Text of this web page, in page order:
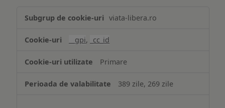
țintită
viata-libera.ro
__gpi, _cc_id
Primare
389 zile, 269 zile